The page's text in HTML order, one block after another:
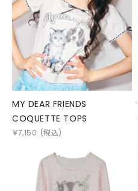
MY DEAR FRIENDS
COQUETTE TOPS
￥7,150 (税込)